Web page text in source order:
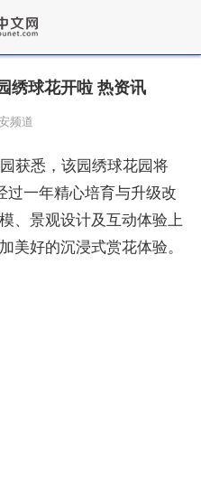
绣球花开啦 热资讯
频道
获悉，该园绣球花园将
过一年精心培育与升级改
、景观设计及互动体验上
美好的沉浸式赏花体验。